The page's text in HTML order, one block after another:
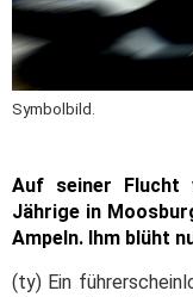
Symbolbild.
Auf seiner
Jährige in
Ampeln. Ihm blüht
(ty) Ein